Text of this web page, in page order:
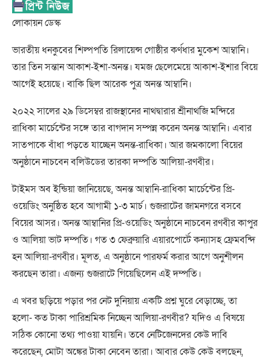
লোকায়ন ডেস্ক
ভারতীয় ধনকুবের শিল্পপতি রিলায়েন্স গোষ্ঠীর কর্ণধার মুকেশ আম্বানি।
তার তিন সন্তান আকাশ-ইশা-অনন্ত। যমজ ছেলেমেয়ে আকাশ-ইশার বিয়ে
আগেই হয়েছে। বাকি ছিল আরেক পুত্র অনন্ত আম্বানি।
২০২২ সালের ২৯ ডিসেম্বর রাজস্থানের নাথদ্বারার শ্রীনাথজি মন্দিরে
রাধিকা মার্চেন্টের সঙ্গে তার বাগদান সম্পন্ন করেন অনন্ত আম্বানি। এবার
সাতপাকে বাঁধা পড়তে যাচ্ছেন অনন্ত-রাধিকা। আর জমকালো বিয়ের
অনুষ্ঠানে নাচবেন বলিউডের তারকা দম্পতি আলিয়া-রণবীর।
টাইমস অব ইন্ডিয়া জানিয়েছে, অনন্ত আম্বানি-রাধিকা মার্চেন্টের প্রি-
ওয়েডিং অনুষ্ঠিত হবে আগামী ১-৩ মার্চ। গুজরাটের জামনগরে বসবে
বিয়ের আসর। অনন্ত আম্বানির প্রি-ওয়েডিং অনুষ্ঠানে নাচবেন রণবীর কাপুর
ও আলিয়া ভাট দম্পতি। গত ৩ ফেব্রুয়ারি এয়ারপোর্টে কন্যাসহ ফ্রেমবন্দি
হন আলিয়া-রণবীর। মূলত, এ অনুষ্ঠানে পারফর্ম করার আগে অনুশীলন
করছেন তারা। এজন্য গুজরাটে গিয়েছিলেন এই দম্পতি।
এ খবর ছড়িয়ে পড়ার পর নেট দুনিয়ায় একটি প্রশ্ন ঘুরে বেড়াচ্ছে, তা
হলো- কত টাকা পারিশ্রমিক নিচ্ছেন আলিয়া-রণবীর? যদিও এ বিষয়ে
সঠিক কোনো তথ্য পাওয়া যায়নি। তবে নেটিজেনদের কেউ দাবি
করেছেন, মোটা অঙ্কের টাকা নেবেন তারা। আবার কেউ কেউ বলছেন,